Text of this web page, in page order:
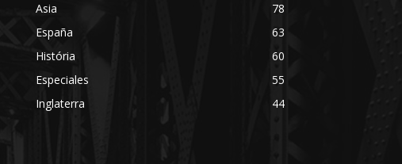
Asia
78
España
63
História
60
Especiales
55
Inglaterra
44